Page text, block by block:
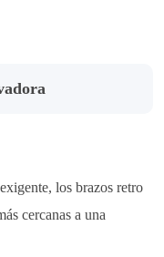
los brazos retro
cercanas a una